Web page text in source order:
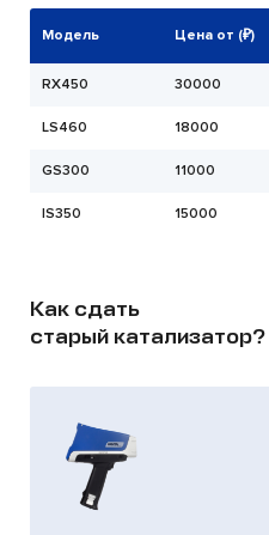
Модель Цена от (₽)
RX450 30000
LS460 18000
GS300 11000
IS350 15000
Как сдать
старый катализатор?